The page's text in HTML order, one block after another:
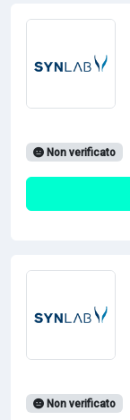
Non verificato
Non verificato